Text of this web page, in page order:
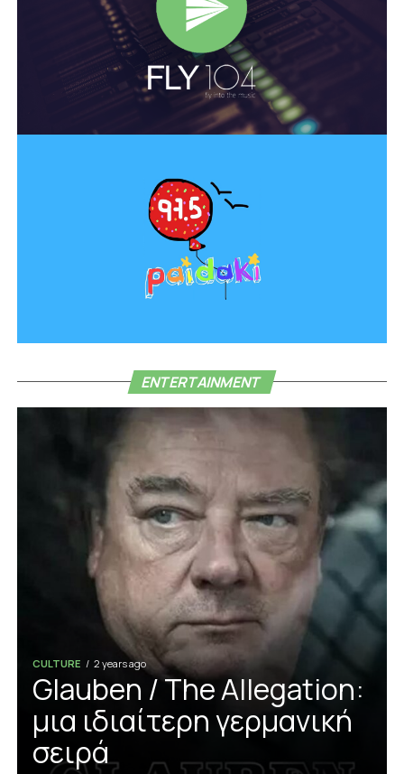
ENTERTAINMENT
CULTURE 2 years ago
Glauben / The Allegation:
μια ιδιαίτερη γερμανική
σειρά